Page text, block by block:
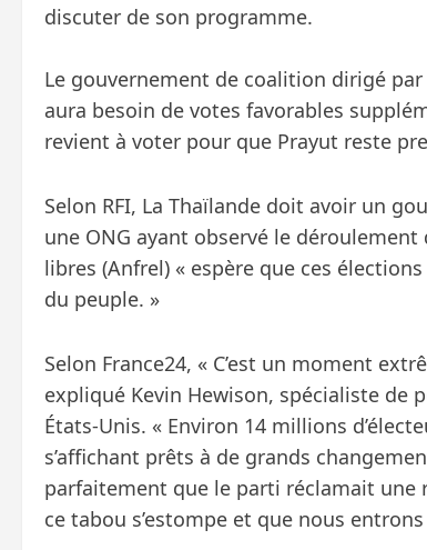
discuter de son programme.
Le gouvernement de coalition dirigé
aura besoin de votes favorables
revient à voter pour que Prayut reste
Selon RFI, La Thaïlande doit avoir un
une ONG ayant observé le
libres (Anfrel) « espère que ces
du peuple. »
Selon France24, « C’est un moment
expliqué Kevin Hewison, spécialiste de
États-Unis. « Environ 14 millions
s’affichant prêts à de grands
parfaitement que le parti réclamait une
ce tabou s’estompe et que nous